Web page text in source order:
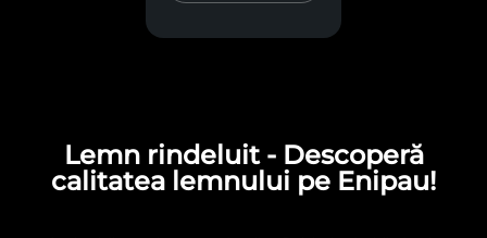
Lemn rindeluit - Descoperă
calitatea lemnului pe Enipau!